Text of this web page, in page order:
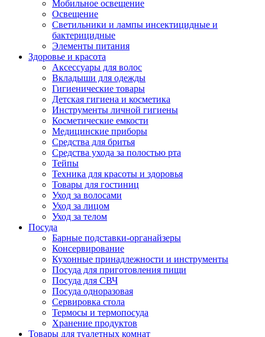
Мобильное освещение
Освещение
Светильники и лампы инсектицидные и
бактерицидные
Элементы питания
Здоровье и красота
Аксессуары для волос
Вкладыши для одежды
Гигиенические товары
Детская гигиена и косметика
Инструменты личной гигиены
Косметические емкости
Медицинские приборы
Средства для бритья
Средства ухода за полостью рта
Тейпы
Техника для красоты и здоровья
Товары для гостиниц
Уход за волосами
Уход за лицом
Уход за телом
Посуда
Барные подставки-органайзеры
Консервирование
Кухонные принадлежности и инструменты
Посуда для приготовления пищи
Посуда для СВЧ
Посуда одноразовая
Сервировка стола
Термосы и термопосуда
Хранение продуктов
Товары для туалетных комнат